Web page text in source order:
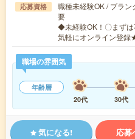
応募資格
職種未経験OK / ブラ
要
◆未経験OK！〇まず
気軽にオンライン登
職場の雰囲気
年齢層
20代
30代
気になる! 応募